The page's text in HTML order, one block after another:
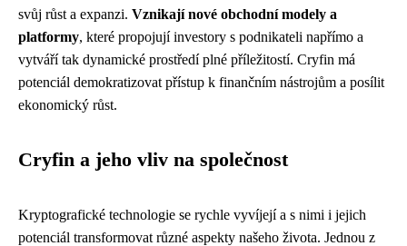
svůj růst a expanzi. Vznikají nové obchodní modely a
platformy, které propojují investory s podnikateli napřímo a
vytváří tak dynamické prostředí plné příležitostí. Cryfin má
potenciál demokratizovat přístup k finančním nástrojům a posílit
ekonomický růst.
Cryfin a jeho vliv na společnost
Kryptografické technologie se rychle vyvíjejí a s nimi i jejich
potenciál transformovat různé aspekty našeho života. Jednou z